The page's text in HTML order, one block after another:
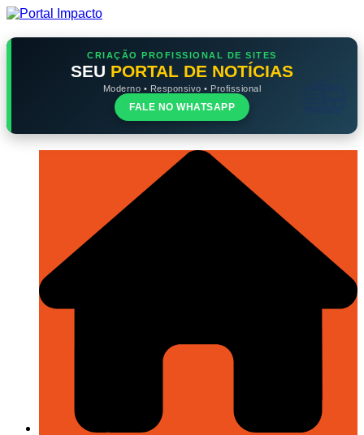
Ir
o
CRIAÇÃO PROFISSIONAL DE SITES
SEU PORTAL DE NOTÍCIAS
Moderno • Responsivo • Profissional
FALE NO WHATSAPP